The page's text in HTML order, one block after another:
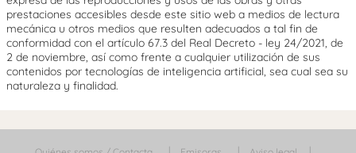
prestaciones accesibles desde este sitio web a medios de lectura
mecánica u otros medios que resulten adecuados a tal fin de
conformidad con el artículo 67.3 del Real Decreto - ley 24/2021, de
2 de noviembre, así como frente a cualquier utilización de sus
contenidos por tecnologías de inteligencia artificial, sea cual sea su
naturaleza y finalidad.